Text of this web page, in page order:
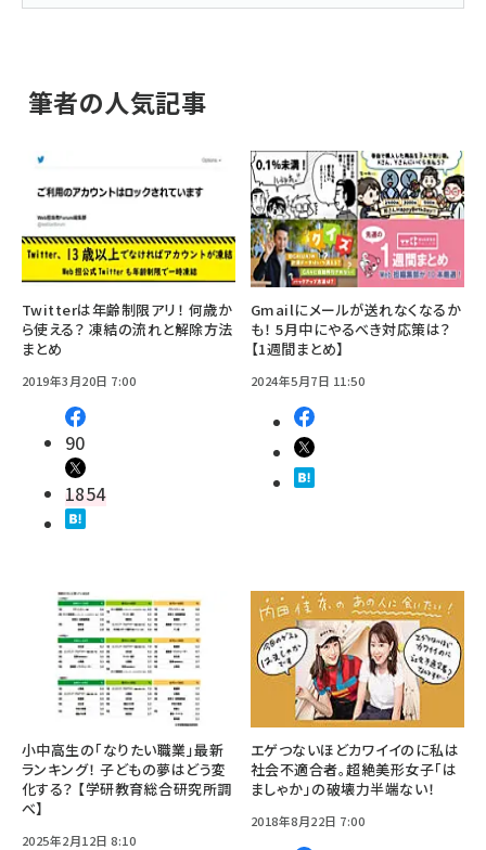
筆者の人気記事
Twitterは年齢制限アリ！ 何歳か
ら使える？ 凍結の流れと解除方法
まとめ
2019年3月20日 7:00
90
1854
Gmailにメールが送れなくなるか
も！ 5月中にやるべき対応策は？
【1週間まとめ】
2024年5月7日 11:50
小中高生の「なりたい職業」最新
ランキング！ 子どもの夢はどう変
化する？ 【学研教育総合研究所調
べ】
2025年2月12日 8:10
エゲつないほどカワイイのに私は
社会不適合者。超絶美形女子「は
ましゃか」の破壊力半端ない！
2018年8月22日 7:00